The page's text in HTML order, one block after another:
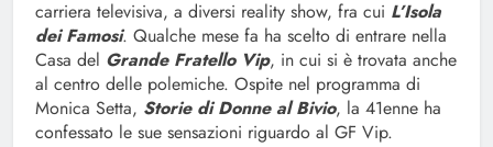
carriera televisiva, a diversi reality show, fra cui L’Isola
dei Famosi. Qualche mese fa ha scelto di entrare nella
Casa del Grande Fratello Vip, in cui si è trovata anche
al centro delle polemiche. Ospite nel programma di
Monica Setta, Storie di Donne al Bivio, la 41enne ha
confessato le sue sensazioni riguardo al GF Vip.